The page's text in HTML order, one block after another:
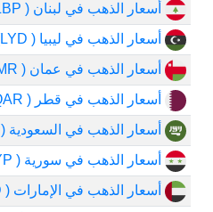
أسعار الذهب في لبنان ( LBP)
أسعار الذهب في ليبيا ( LYD)
أسعار الذهب في عمان ( OMR)
أسعار الذهب في قطر ( QAR)
أسعار الذهب في السعودية ( SAR)
أسعار الذهب في سورية ( SYP)
أسعار الذهب في الإمارات ( AED)